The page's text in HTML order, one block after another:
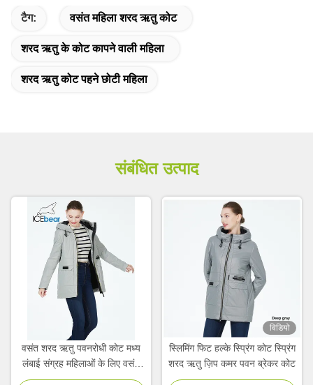
टैग: वसंत महिला शरद ऋतु कोट
शरद ऋतु के कोट कापने वाली महिला
शरद ऋतु कोट पहने छोटी महिला
संबंधित उत्पाद
वसंत शरद ऋतु पवनरोधी कोट मध्य
लंबाई संग्रह महिलाओं के लिए वसंत
कोट शरद ऋतु
विडियो
स्लिमिंग फिट हल्के स्प्रिंग कोट स्प्रिंग
शरद ऋतु ज़िप कमर पवन ब्रेकर कोट